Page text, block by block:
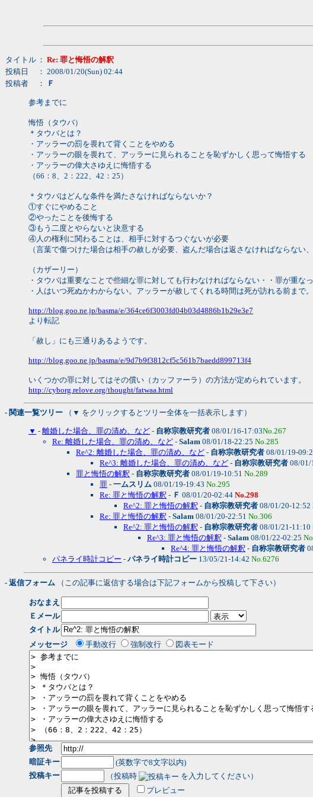
タイトル ： Re: 罪と悔悟の解釈
投稿日
： 2008/01/20(Sun) 02:44
投稿者
： Ｆ
参考までに
悔悟（タウバ）
＊タウバとは？
・アッラーの罰を畏れて背くことをやめる
・アッラーの眼を畏れて、アッラーに見られることを恥ずかしく思って悔悟する
・アッラーの偉大さゆえに悔悟する
（66：8、2：222、42：25）
＊タウバはどんな条件を満たさなければならないか？
①すぐにやめること
②やったことを後悔する
③もう二度とやらないと決意する
④人の権利に関わることは、相手に対するつぐないが必要
（言葉で傷つけた場合は相手の赦しが必要、盗んだ場合は返さなければならない
（カザーリー）
・タウバは重要なことで些細な罪に対しても行わなければならない・・罪が重な
・人はいつ死ぬかわからない。アッラーが赦してくれる時間は死が訪れる前ま
http://blog.goo.ne.jp/basma/e/364ce6f3003fd04b03d4886b1b29e3e7
より転記
「赦し」にも三通りあるようです。
http://blog.goo.ne.jp/basma/e/9d7b9f3812cf5c561b7baedd899713f4
いくつかの罪に対してはその償い（カッファーラ）の方法が定められています。
http://cyborg.relove.org/thought/fatwaa.html
- 関連一覧ツリー （▼ をクリックするとツリー全体を一括表示します）
▼ - 離婚した場合、罪の清め、など - 自称宗教研究者 08/01/16-17:03No.267
Re: 離婚した場合、罪の清め、など - Salam 08/01/18-22:25 No.285
Re^2: 離婚した場合、罪の清め、など - 自称宗教研究者 08/01/19-
Re^3: 離婚した場合、罪の清め、など - 自称宗教研究者 08/01/
罪と悔悟の解釈 - 自称宗教研究者 08/01/19-10:51 No.289
罪 - 一ムスリム 08/01/19-19:43 No.295
Re: 罪と悔悟の解釈 - Ｆ 08/01/20-02:44 No.298
Re^2: 罪と悔悟の解釈 - 自称宗教研究者 08/01/20-12:52
Re: 罪と悔悟の解釈 - Salam 08/01/20-22:51 No.306
Re^2: 罪と悔悟の解釈 - 自称宗教研究者 08/01/21-11:10
Re^3: 罪と悔悟の解釈 - Salam 08/01/22-02:25
Re^4: 罪と悔悟の解釈 - 自称宗教研究者
パネライ時計コピー - パネライ時計コピー 13/05/21-14:42 No.6276
- 返信フォーム （この記事に返信する場合は下記フォームから投稿して下さい）
おなまえ
Ｅメール
タイトル
メッセージ
手動改行 強制改行 図表モード
参照先
暗証キー
(英数字で8文字以内)
投稿キー
（投稿時
を入力してください）
プレビュー